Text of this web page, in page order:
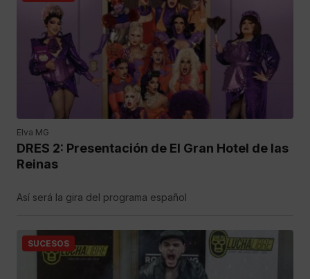
Elva MG
DRES 2: Presentación de El Gran Hotel de las
Reinas
Así será la gira del programa español
SUCESOS